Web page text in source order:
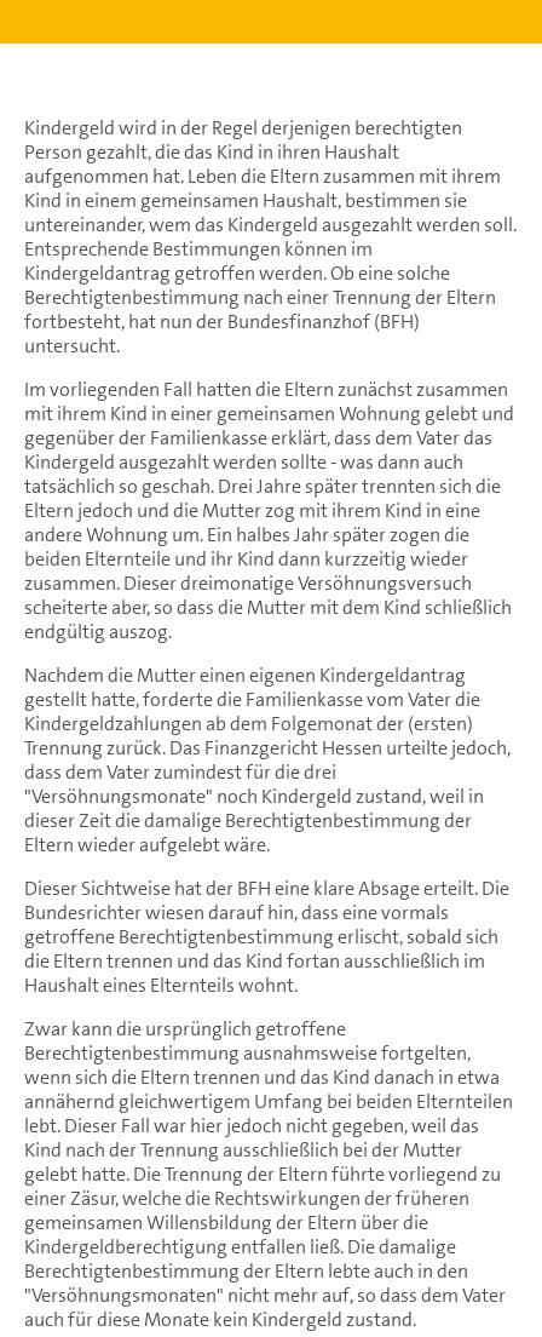
Kindergeld wird in der Regel derjenigen berechtigten
Person gezahlt, die das Kind in ihren Haushalt
aufgenommen hat. Leben die Eltern zusammen mit ihrem
Kind in einem gemeinsamen Haushalt, bestimmen sie
untereinander, wem das Kindergeld ausgezahlt werden soll.
Entsprechende Bestimmungen können im
Kindergeldantrag getroffen werden. Ob eine solche
Berechtigtenbestimmung nach einer Trennung der Eltern
fortbesteht, hat nun der Bundesfinanzhof (BFH)
untersucht.
Im vorliegenden Fall hatten die Eltern zunächst zusammen
mit ihrem Kind in einer gemeinsamen Wohnung gelebt und
gegenüber der Familienkasse erklärt, dass dem Vater das
Kindergeld ausgezahlt werden sollte - was dann auch
tatsächlich so geschah. Drei Jahre später trennten sich die
Eltern jedoch und die Mutter zog mit ihrem Kind in eine
andere Wohnung um. Ein halbes Jahr später zogen die
beiden Elternteile und ihr Kind dann kurzzeitig wieder
zusammen. Dieser dreimonatige Versöhnungsversuch
scheiterte aber, so dass die Mutter mit dem Kind schließlich
endgültig auszog.
Nachdem die Mutter einen eigenen Kindergeldantrag
gestellt hatte, forderte die Familienkasse vom Vater die
Kindergeldzahlungen ab dem Folgemonat der (ersten)
Trennung zurück. Das Finanzgericht Hessen urteilte jedoch,
dass dem Vater zumindest für die drei
"Versöhnungsmonate" noch Kindergeld zustand, weil in
dieser Zeit die damalige Berechtigtenbestimmung der
Eltern wieder aufgelebt wäre.
Dieser Sichtweise hat der BFH eine klare Absage erteilt. Die
Bundesrichter wiesen darauf hin, dass eine vormals
getroffene Berechtigtenbestimmung erlischt, sobald sich
die Eltern trennen und das Kind fortan ausschließlich im
Haushalt eines Elternteils wohnt.
Zwar kann die ursprünglich getroffene
Berechtigtenbestimmung ausnahmsweise fortgelten,
wenn sich die Eltern trennen und das Kind danach in etwa
annähernd gleichwertigem Umfang bei beiden Elternteilen
lebt. Dieser Fall war hier jedoch nicht gegeben, weil das
Kind nach der Trennung ausschließlich bei der Mutter
gelebt hatte. Die Trennung der Eltern führte vorliegend zu
einer Zäsur, welche die Rechtswirkungen der früheren
gemeinsamen Willensbildung der Eltern über die
Kindergeldberechtigung entfallen ließ. Die damalige
Berechtigtenbestimmung der Eltern lebte auch in den
"Versöhnungsmonaten" nicht mehr auf, so dass dem Vater
auch für diese Monate kein Kindergeld zustand.